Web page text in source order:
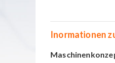
Inormationen